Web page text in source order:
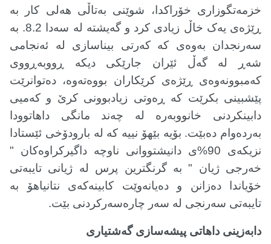
خزمەتگوزاری خۆراکدا، شوێنی بەتاڵی هەلی کار بە
ڕێژەی یەک خاڵ زیادی کرد و گەیشتە لە سەدا 8.2. بە
سەرنجدان بەوەی کە کەرتی بیناسازی لە ئەنجامی
شەڕ لە گەڵ ئێران جارێکی دیکە ڕووبەڕووی
کەمبوونەوەی ڕێژەی کرێکاران بووەتەوە، دەتوانرێت
پێشبینی بکرێت کە ڕەوتی زیادبوونی کرێ و کەمیی
دابینکردنی خانووبەرە لە چەند مانگی داهاتوودا
بەردەوام دەبێت. بۆیە بێهۆ نییە کە لە بارودۆخی ئێستادا
نزیکەی 90%ی دانیشتووانی ناوچە داگیرکراوەکان "
خەرجی ژیان " بە گرنگترین پرس لە ژیانی تایبەتی
خۆیاندا دەزانن و دەیانەوێت کابینەکەی نتانیاهۆ بە
تایبەتی سەرنجی لە سەر چارەسەرکردنی بێت.
دابەزینی داهاتی پیشەسازی گەشتیاری